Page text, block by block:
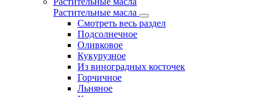
Растительные масла
Смотреть весь раздел
Подсолнечное
Оливковое
Кукурузное
Из виноградных косточек
Горчичное
Льняное